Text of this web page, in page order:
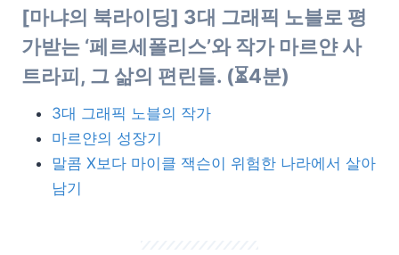
[마냐의 북라이딩] 3대 그래픽 노블로 평
가받는 ‘페르세폴리스’와 작가 마르얀 사
트라피, 그 삶의 편린들. (⏳4분)
3대 그래픽 노블의 작가
마르얀의 성장기
말콤 X보다 마이클 잭슨이 위험한 나라에서 살아
남기